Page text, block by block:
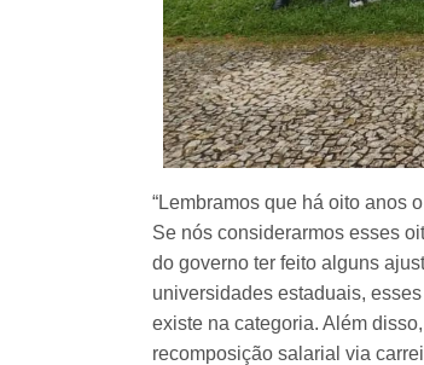
“Lembramos que há oito anos
Se nós considerarmos esses
do governo ter feito alguns
universidades estaduais,
existe na categoria. Além
recomposição salarial via